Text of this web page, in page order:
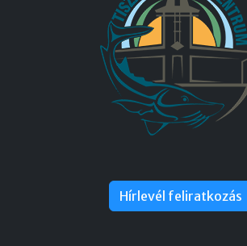
Hírlevél feliratkozás